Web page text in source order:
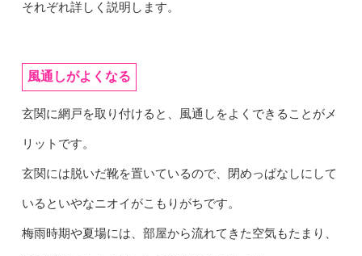
それぞれ詳しく説明します。
風通しがよくなる
玄関に網戸を取り付けると、風通しをよくできることがメ
リットです。
玄関には脱いだ靴を置いているので、閉めっぱなしにして
いるといやなニオイがこもりがちです。
梅雨時期や夏場には、部屋から流れてきた空気もたまり、